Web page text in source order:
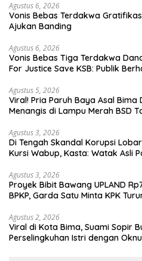
Agustus 6, 2026
Vonis Bebas Terdakwa
Ajukan Banding
Agustus 6, 2026
Vonis Bebas Tiga Terdakwa
For Justice Save KSB: Publik
Agustus 5, 2026
Viral! Pria Paruh Baya Asal
Menangis di Lampu Merah BSD
Agustus 3, 2026
Di Tengah Skandal Korupsi
Kursi Wabup, Kasta: Watak Asli
Agustus 3, 2026
Proyek Bibit Bawang UPLAND
BPKP, Garda Satu Minta KPK
Agustus 2, 2026
Viral di Kota Bima, Suami Sopir
Perselingkuhan Istri dengan